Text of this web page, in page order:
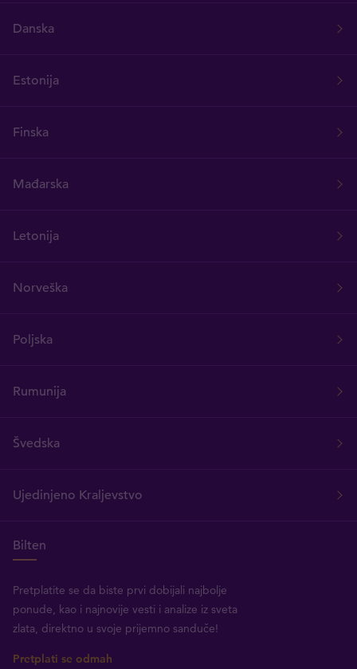
Danska
Estonija
Finska
Mađarska
Letonija
Norveška
Poljska
Rumunija
Švedska
Ujedinjeno Kraljevstvo
Bilten
Pretplatite se da biste prvi dobijali najbolje
ponude, kao i najnovije vesti i analize iz sveta
zlata, direktno u svoje prijemno sanduče!
Pretplati se odmah